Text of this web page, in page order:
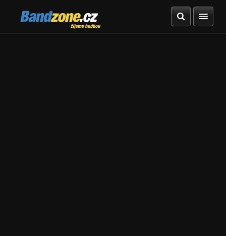
Bandzone.cz
žijeme hudbou